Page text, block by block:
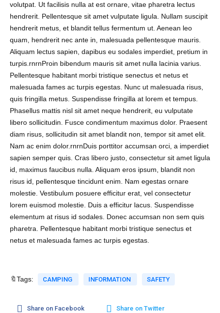
volutpat. Ut facilisis nulla at est ornare, vitae pharetra lectus
hendrerit. Pellentesque sit amet vulputate ligula. Nullam suscipit
hendrerit metus, et blandit tellus fermentum ut. Aenean leo
quam, hendrerit nec ante in, malesuada pellentesque mauris.
Aliquam lectus sapien, dapibus eu sodales imperdiet, pretium in
turpis.rnrnProin bibendum mauris sit amet nulla lacinia varius.
Pellentesque habitant morbi tristique senectus et netus et
malesuada fames ac turpis egestas. Nunc ut malesuada risus,
quis fringilla metus. Suspendisse fringilla at lorem et tempus.
Phasellus mattis nisl sit amet neque hendrerit, eu vulputate
libero sollicitudin. Fusce condimentum maximus dolor. Praesent
diam risus, sollicitudin sit amet blandit non, tempor sit amet elit.
Nam ac enim dolor.rnrnDuis porttitor accumsan orci, a imperdiet
sapien semper quis. Cras libero justo, consectetur sit amet ligula
id, maximus faucibus nulla. Aliquam eros ipsum, blandit non
risus id, pellentesque tincidunt enim. Nam egestas ornare
molestie. Vestibulum posuere efficitur erat, vel consectetur
lorem euismod molestie. Duis a efficitur lacus. Suspendisse
elementum at risus id sodales. Donec accumsan non sem quis
pharetra. Pellentesque habitant morbi tristique senectus et
netus et malesuada fames ac turpis egestas.
🔖Tags: CAMPING INFORMATION SAFETY
Share on Facebook Share on Twitter